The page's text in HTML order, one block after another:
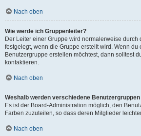
Nach oben
Wie werde ich Gruppenleiter?
Der Leiter einer Gruppe wird normalerweise durch
festgelegt, wenn die Gruppe erstellt wird. Wenn du
Benutzergruppe erstellen möchtest, dann solltest
kontaktieren.
Nach oben
Weshalb werden verschiedene
Es ist der Board-Administration möglich, den
Farben zuzuteilen, so dass deren Mitglieder
Nach oben